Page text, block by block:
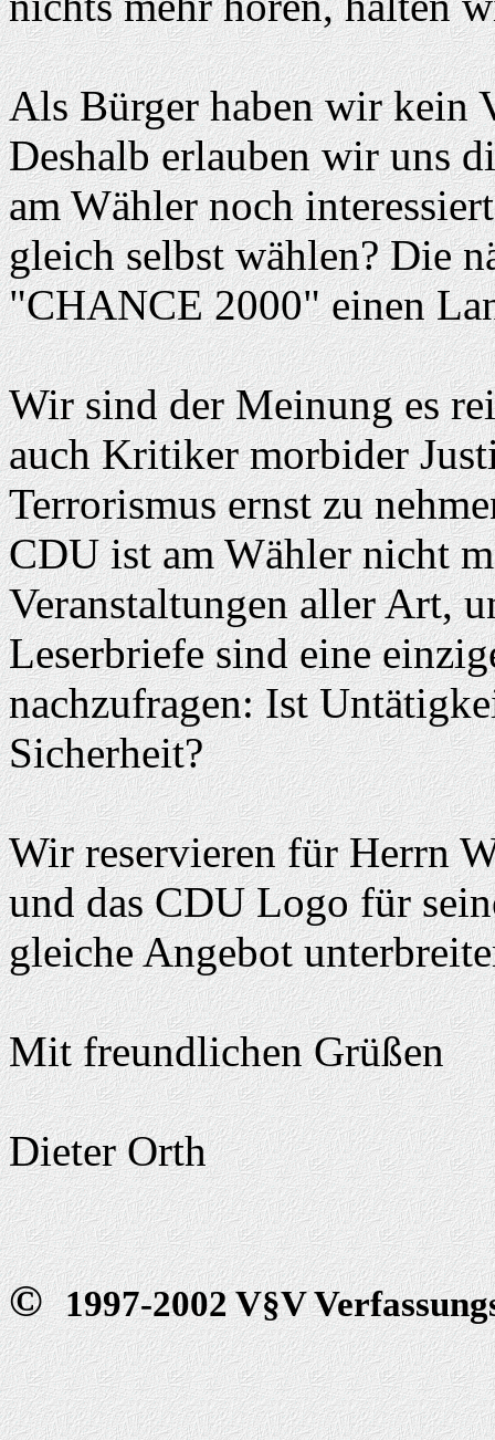
Als Bürger haben wir kein
Deshalb erlauben wir uns
am Wähler noch
gleich selbst wählen? Die
"CHANCE 2000" einen
Wir sind der Meinung es
auch Kritiker morbider
Terrorismus ernst zu
CDU ist am Wähler nicht
Veranstaltungen aller Art,
Leserbriefe sind eine
nachzufragen: Ist
Sicherheit?
Wir reservieren für Herrn
und das CDU Logo für
gleiche Angebot
Mit freundlichen Grüßen
Dieter Orth
© 1997-2002 V§V